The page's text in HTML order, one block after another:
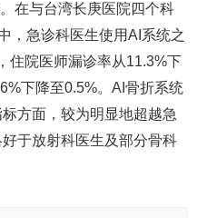
在与台湾长庚医院四个科
，急诊科医生使用AI系统之
住院医师漏诊率从11.3%下
下降至0.5%。AI骨折系统
方面，较为明显地超越急
于放射科医生及部分骨科